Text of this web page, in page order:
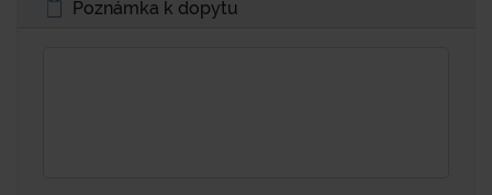
Poznámka k dopytu